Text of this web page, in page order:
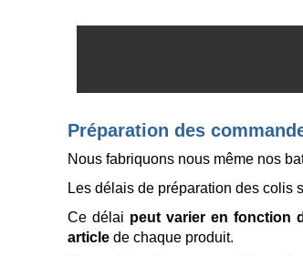
Préparation des
Nous fabriquons nous même nos
Les délais de préparation des colis
Ce délai peut varier en fonction
article de chaque produit.